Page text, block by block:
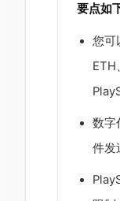
要点如
您可
ETH
数字
件发